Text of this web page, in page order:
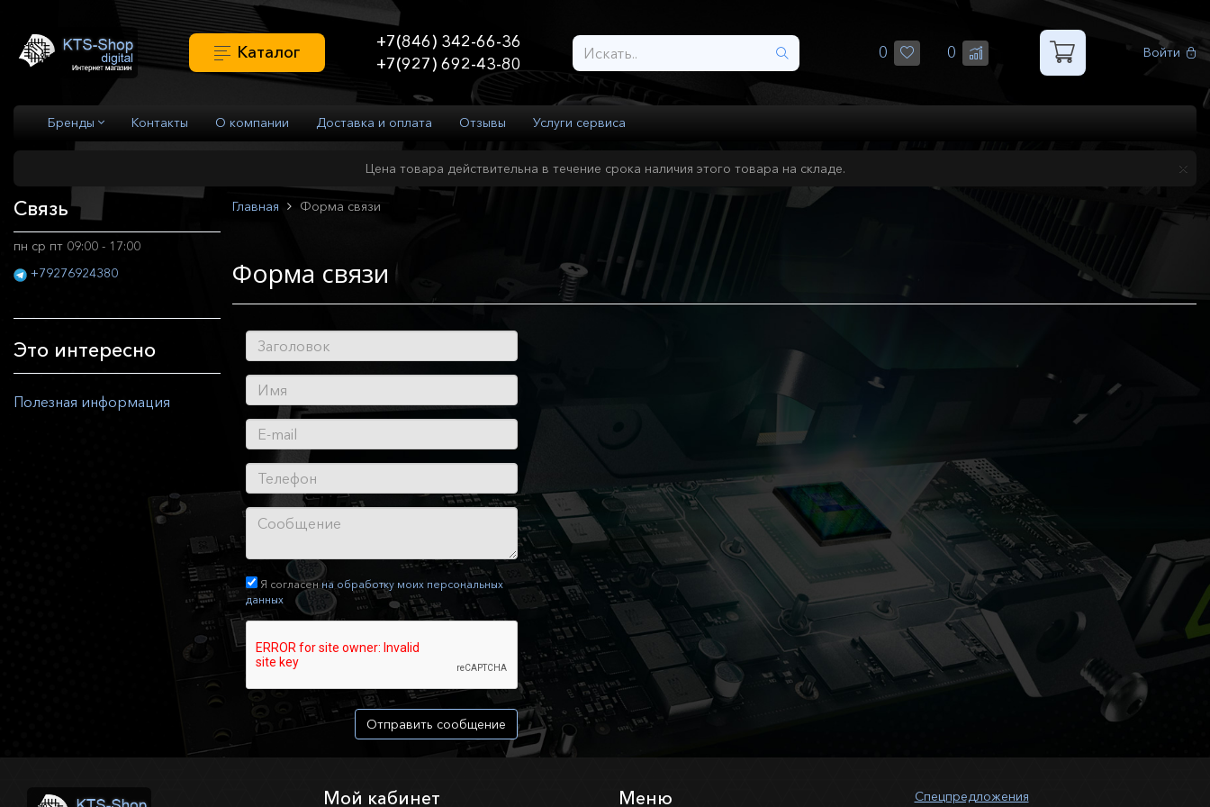
Каталог
+7(846) 342-66-36
+7(927) 692-43-80
0 0 Войти
Бренды Контакты О компании Доставка и оплата Отзывы Услуги сервиса
Цена товара действительна в течение срока наличия этого товара на складе.
Связь
пн ср пт 09:00 - 17:00
+79276924380
Это интересно
Полезная информация
Главная Форма связи
Форма связи
Я согласенна обработку моих персональных
данных
Отправить сообщение
Мой кабинет Меню
Спецпредложения